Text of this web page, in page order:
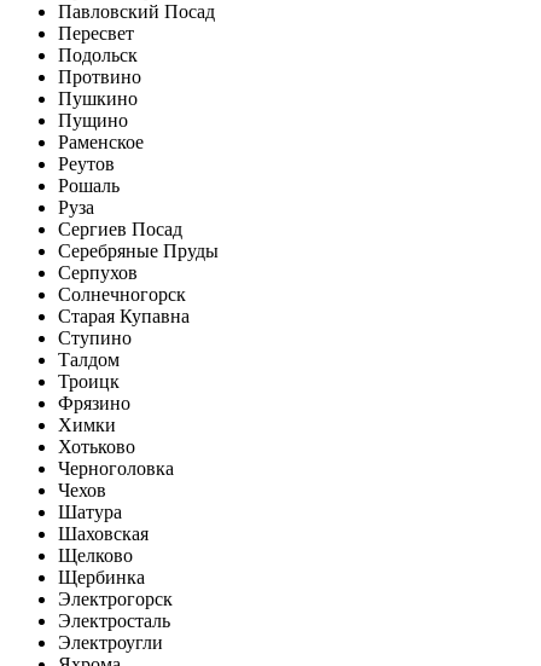
Павловский Посад
Пересвет
Подольск
Протвино
Пушкино
Пущино
Раменское
Реутов
Рошаль
Руза
Сергиев Посад
Серебряные Пруды
Серпухов
Солнечногорск
Старая Купавна
Ступино
Талдом
Троицк
Фрязино
Химки
Хотьково
Черноголовка
Чехов
Шатура
Шаховская
Щелково
Щербинка
Электрогорск
Электросталь
Электроугли